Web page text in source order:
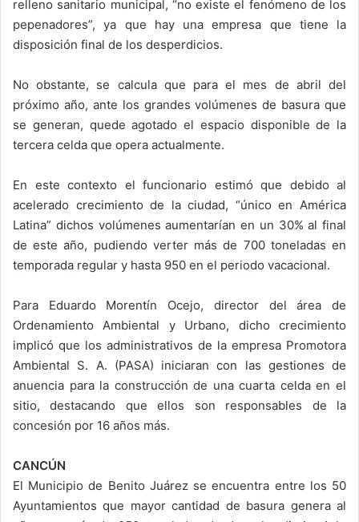
relleno sanitario municipal, “no existe el fenómeno de los
pepenadores”, ya que hay una empresa que tiene la
disposición final de los desperdicios.
No obstante, se calcula que para el mes de abril del
próximo año, ante los grandes volúmenes de basura que
se generan, quede agotado el espacio disponible de la
tercera celda que opera actualmente.
En este contexto el funcionario estimó que debido al
acelerado crecimiento de la ciudad, “único en América
Latina” dichos volúmenes aumentarían en un 30% al final
de este año, pudiendo verter más de 700 toneladas en
temporada regular y hasta 950 en el periodo vacacional.
Para Eduardo Morentín Ocejo, director del área de
Ordenamiento Ambiental y Urbano, dicho crecimiento
implicó que los administrativos de la empresa Promotora
Ambiental S. A. (PASA) iniciaran con las gestiones de
anuencia para la construcción de una cuarta celda en el
sitio, destacando que ellos son responsables de la
concesión por 16 años más.
CANCÚN
El Municipio de Benito Juárez se encuentra entre los 50
Ayuntamientos que mayor cantidad de basura genera al